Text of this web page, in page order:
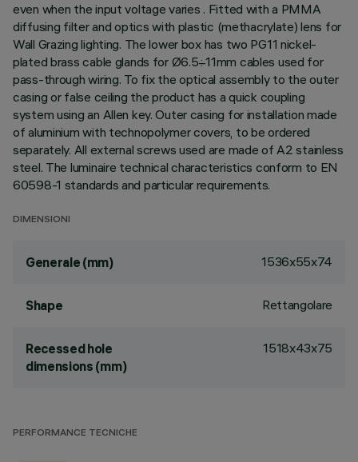
even when the input voltage varies . Fitted with a PMMA
diffusing filter and optics with plastic (methacrylate) lens for
Wall Grazing lighting. The lower box has two PG11 nickel-
plated brass cable glands for Ø6.5÷11mm cables used for
pass-through wiring. To fix the optical assembly to the outer
casing or false ceiling the product has a quick coupling
system using an Allen key. Outer casing for installation made
of aluminium with technopolymer covers, to be ordered
separately. All external screws used are made of A2 stainless
steel. The luminaire technical characteristics conform to EN
60598-1 standards and particular requirements.
DIMENSIONI
Generale (mm) 1536x55x74
Shape Rettangolare
Recessed hole
dimensions (mm)
1518x43x75
PERFORMANCE TECNICHE